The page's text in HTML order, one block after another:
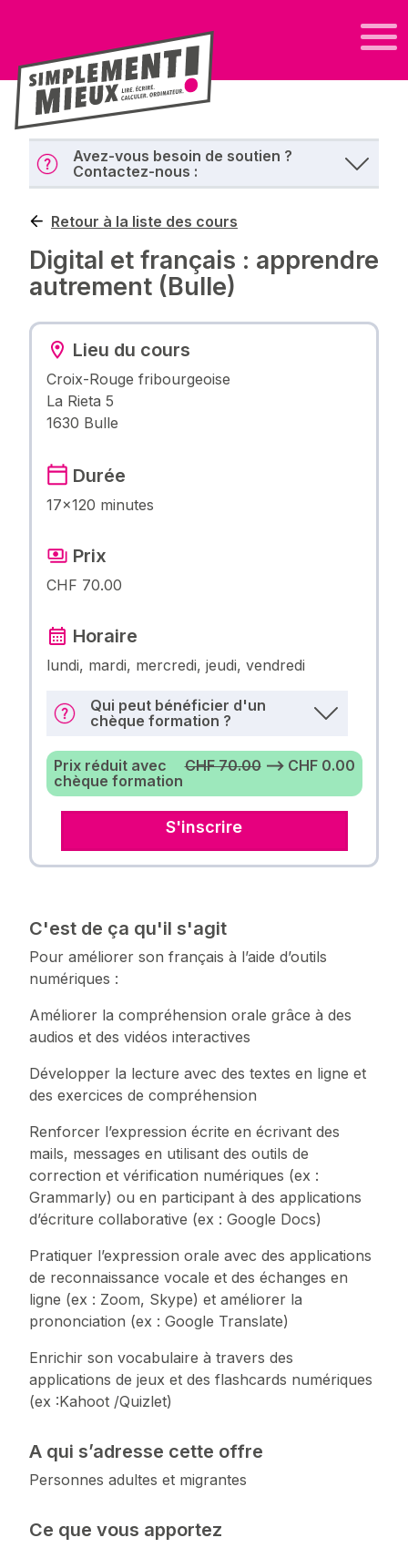
Avez-vous besoin de soutien ?
Contactez-nous :
Retour à la liste des cours
Digital et français : apprendre
autrement (Bulle)
Lieu du cours
Croix-Rouge fribourgeoise
La Rieta 5
1630 Bulle
Durée
17×120 minutes
Prix
CHF 70.00
Horaire
lundi, mardi, mercredi, jeudi, vendredi
Qui peut bénéficier d'un
chèque formation ?
Prix réduit avec
chèque formation
CHF 70.00⟶ CHF 0.00
S'inscrire
C'est de ça qu'il s'agit
Pour améliorer son français à l’aide d’outils
numériques :
Améliorer la compréhension orale grâce à des
audios et des vidéos interactives
Développer la lecture avec des textes en ligne et
des exercices de compréhension
Renforcer l’expression écrite en écrivant des
mails, messages en utilisant des outils de
correction et vérification numériques (ex :
Grammarly) ou en participant à des applications
d’écriture collaborative (ex : Google Docs)
Pratiquer l’expression orale avec des applications
de reconnaissance vocale et des échanges en
ligne (ex : Zoom, Skype) et améliorer la
prononciation (ex : Google Translate)
Enrichir son vocabulaire à travers des
applications de jeux et des flashcards numériques
(ex :Kahoot /Quizlet)
A qui s’adresse cette offre
Personnes adultes et migrantes
Ce que vous apportez